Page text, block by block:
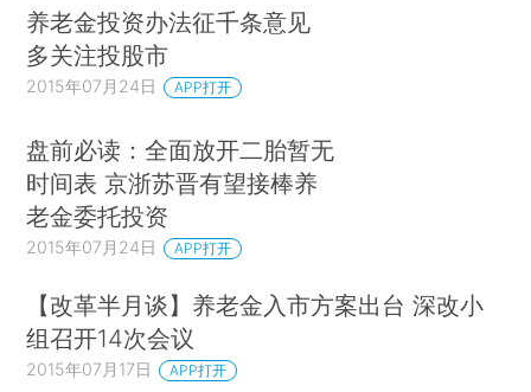
养老金投资办法征千条意见
多关注投股市
2015年07月24日 APP打开
盘前必读：全面放开二胎暂无
时间表 京浙苏晋有望接棒养
老金委托投资
2015年07月24日 APP打开
【改革半月谈】养老金入市方案出台 深改小
组召开14次会议
2015年07月17日 APP打开